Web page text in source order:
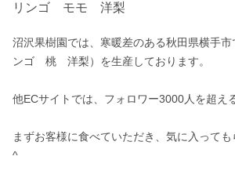
リンゴ モモ 洋梨
沼沢果樹園では、寒暖差のある秋田県横手市
ンゴ　桃　洋梨）を生産しております。
他ECサイトでは、フォロワー3000人を超え
まずお客様に食べていただき、気に入って
^